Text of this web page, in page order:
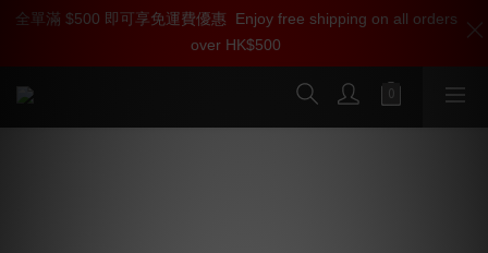
加入雅詠尊尚會員，即享【$1000迎新購物金】【點數回贈 1點數
=1HKD】 獨家會員價
全單滿 $500 即可享免運費優惠
Enjoy free shipping on all orders
over HK$500